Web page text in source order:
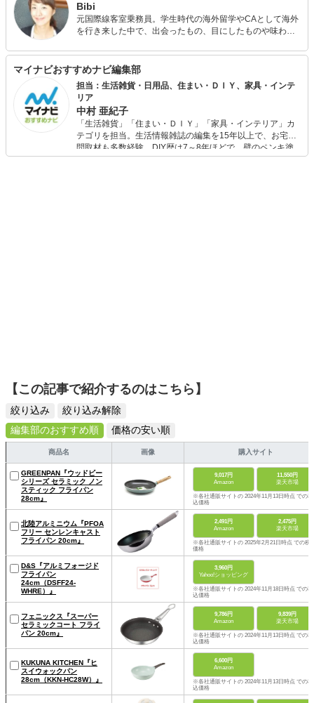
Bibi
元国際線客室乗務員。学生時代の海外留学やCAとして海外
を行き来した中で、出会ったもの、目にしたものや味わっ
to Ruriiro」を主宰している。 六本木卵料理専門店
eggcellentの人気スイーツ‘エッグタルト’のレシピ開発をは
じめ、企業やレストランのレシピ開発、メニュー考案を担
当、インスタグラム運営代行の経験を持つ。 自宅教室で
は、ランチタイムカフェ、パンの販売、ケータリング、出
張料理等幅広く活動している。2児の母。
マイナビおすすめナビ編集部
担当：生活雑貨・日用品、住まい・ＤＩＹ、家具・インテ
リア
中村 亜紀子
「生活雑貨」「住まい・ＤＩＹ」「家具・インテリア」カ
テゴリを担当。生活情報雑誌の編集を15年以上で、お宅訪
問取材も多数経験。DIY歴は7～8年ほどで、壁のペンキ塗
りや壁紙チェンジなどもチャレンジ済み。初心者でもモノ
【この記事で紹介するのはこちら】
絞り込み
絞り込み解除
編集部のおすすめ順
価格の安い順
商品名 画像 購入サイト
GREENPAN『ウッドビー
シリーズ セラミック ノン
スティック フライパン
28cm』
9,017円
Amazon
11,550円
楽天市場
※各社通販サイトの 2024年11月13日時点 での税
込価格
北陸アルミニウム『PFOA
フリー センレンキャスト
フライパン 20cm』
2,491円
Amazon
2,475円
楽天市場
※各社通販サイトの 2025年2月21日時点 での税
価格
D&S『アルミフォージド
フライパン
24cm（DSFF24-
WHRE）』
3,960円
Yahoo!ショッピング
※各社通販サイトの 2024年11月18日時点 での税
込価格
フェニックス『スーパー
セラミックコート フライ
パン 20cm』
9,786円
Amazon
9,839円
楽天市場
※各社通販サイトの 2024年11月13日時点 での税
込価格
KUKUNA KITCHEN『ヒ
スイウォックパン
28cm（KKN-HC28W）』
6,600円
Amazon
※各社通販サイトの 2024年11月13日時点 での税
込価格